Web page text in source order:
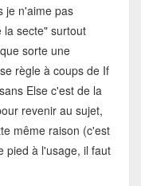
je n'aime pas
la secte" surtout
sorte une
règle à coups de If
Else c'est de la
revenir au sujet,
même raison (c'est
pied à l'usage, il faut